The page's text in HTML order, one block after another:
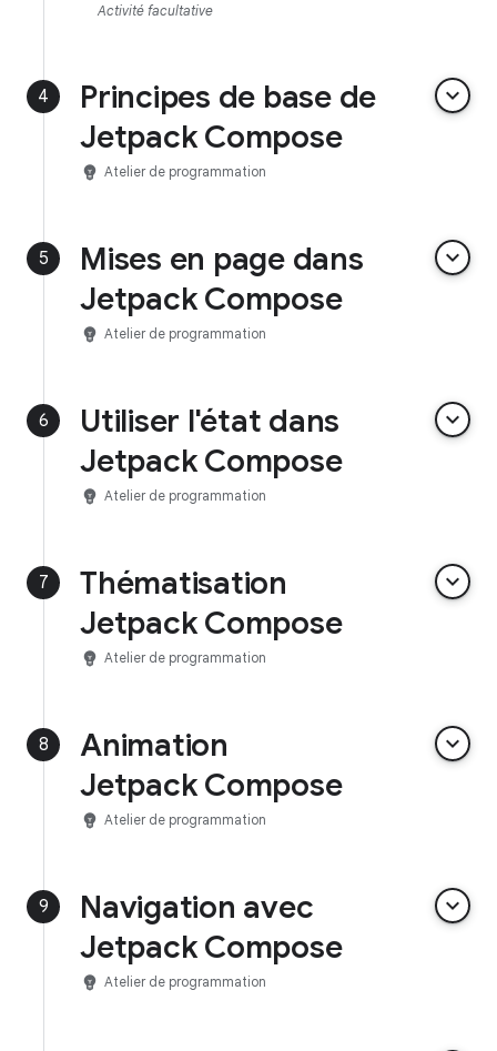
Activité facultative
4
Principes de base de
Jetpack Compose
keyboard_arrow_down
emoji_objects Atelier de programmation
5
Mises en page dans
Jetpack Compose
keyboard_arrow_down
emoji_objects Atelier de programmation
6
Utiliser l'état dans
Jetpack Compose
keyboard_arrow_down
emoji_objects Atelier de programmation
7
Thématisation
Jetpack Compose
keyboard_arrow_down
emoji_objects Atelier de programmation
8
Animation
Jetpack Compose
keyboard_arrow_down
emoji_objects Atelier de programmation
9
Navigation avec
Jetpack Compose
keyboard_arrow_down
emoji_objects Atelier de programmation